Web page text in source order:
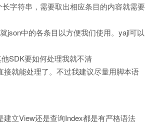
字符串，需要取出相应条目的内容就需要
json中的各条目以方便我们使用。yajl可以
SDK要如何处理我就不清
就能处理了。不过我建议尽量用脚本语
立View还是查询Index都是有严格语法